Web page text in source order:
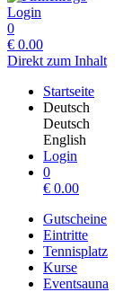
Login
0
€ 0.00
Direkt zum Inhalt
Startseite
Deutsch
Deutsch
English
Login
0
€ 0.00
Gutscheine
Eintritte
Tennisplatz
Kurse
Eventsauna